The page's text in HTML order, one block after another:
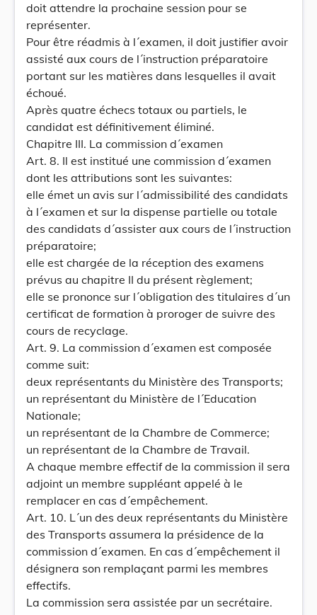
doit attendre la prochaine session pour se
représenter.
Pour être réadmis à l´examen, il doit justifier avoir
assisté aux cours de l´instruction préparatoire
portant sur les matières dans lesquelles il avait
échoué.
Après quatre échecs totaux ou partiels, le
candidat est définitivement éliminé.
Chapitre III. La commission d´examen
Art. 8. Il est institué une commission d´examen
dont les attributions sont les suivantes:
elle émet un avis sur l´admissibilité des candidats
à l´examen et sur la dispense partielle ou totale
des candidats d´assister aux cours de l´instruction
préparatoire;
elle est chargée de la réception des examens
prévus au chapitre II du présent règlement;
elle se prononce sur l´obligation des titulaires d´un
certificat de formation à proroger de suivre des
cours de recyclage.
Art. 9. La commission d´examen est composée
comme suit:
deux représentants du Ministère des Transports;
un représentant du Ministère de l´Education
Nationale;
un représentant de la Chambre de Commerce;
un représentant de la Chambre de Travail.
A chaque membre effectif de la commission il sera
adjoint un membre suppléant appelé à le
remplacer en cas d´empêchement.
Art. 10. L´un des deux représentants du Ministère
des Transports assumera la présidence de la
commission d´examen. En cas d´empêchement il
désignera son remplaçant parmi les membres
effectifs.
La commission sera assistée par un secrétaire.